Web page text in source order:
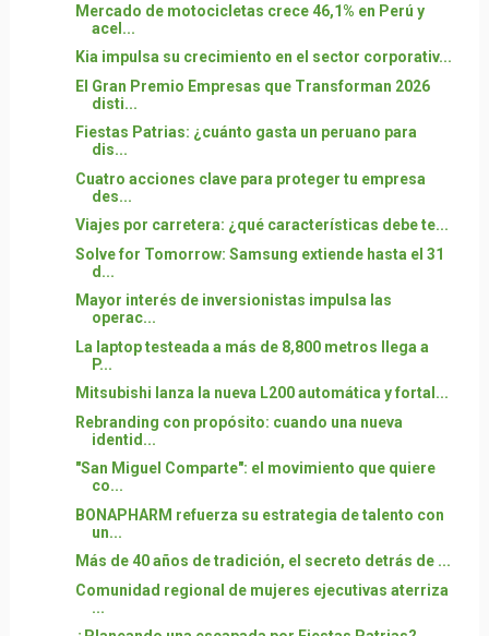
Mercado de motocicletas crece 46,1% en Perú y
acel...
Kia impulsa su crecimiento en el sector corporativ...
El Gran Premio Empresas que Transforman 2026
disti...
Fiestas Patrias: ¿cuánto gasta un peruano para
dis...
Cuatro acciones clave para proteger tu empresa
des...
Viajes por carretera: ¿qué características debe te...
Solve for Tomorrow: Samsung extiende hasta el 31
d...
Mayor interés de inversionistas impulsa las
operac...
La laptop testeada a más de 8,800 metros llega a
P...
Mitsubishi lanza la nueva L200 automática y fortal...
Rebranding con propósito: cuando una nueva
identid...
"San Miguel Comparte": el movimiento que quiere
co...
BONAPHARM refuerza su estrategia de talento con
un...
Más de 40 años de tradición, el secreto detrás de ...
Comunidad regional de mujeres ejecutivas aterriza
...